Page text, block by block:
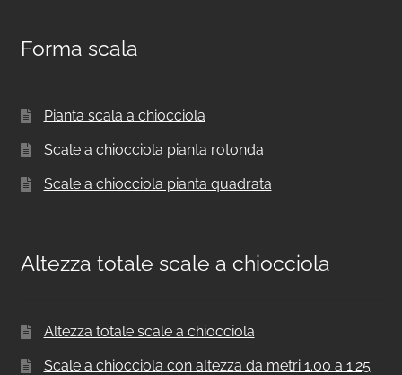
Forma scala
Pianta scala a chiocciola
Scale a chiocciola pianta rotonda
Scale a chiocciola pianta quadrata
Altezza totale scale a chiocciola
Altezza totale scale a chiocciola
Scale a chiocciola con altezza da metri 1.00 a 1.25